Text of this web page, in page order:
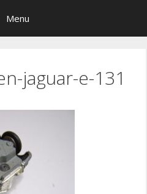
Menu
jaguar-e-131